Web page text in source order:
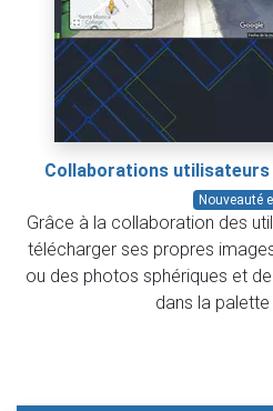
Collaborations
Nouveauté
Grâce à la collaboration des
télécharger ses propres
ou des photos sphériques et
dans la